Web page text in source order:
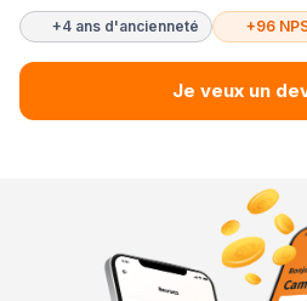
+4 ans d'ancienneté +96
Je veux un